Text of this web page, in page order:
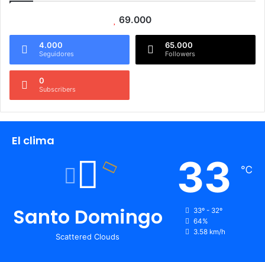
69.000
4.000
Seguidores
65.000
Followers
0
Subscribers
El clima
Santo Domingo
Scattered Clouds
33 ℃
33º - 32º
64%
3.58 km/h